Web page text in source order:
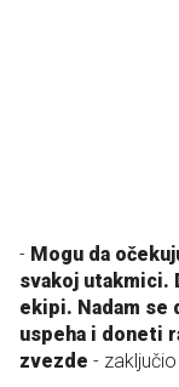
- Mogu da
svakoj utakmici.
ekipi. Nadam se
uspeha i doneti
zvezde -